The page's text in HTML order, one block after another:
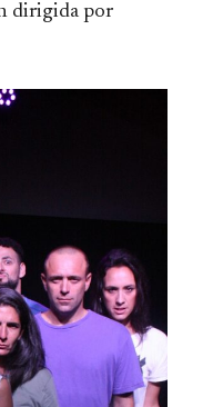
dirigida por